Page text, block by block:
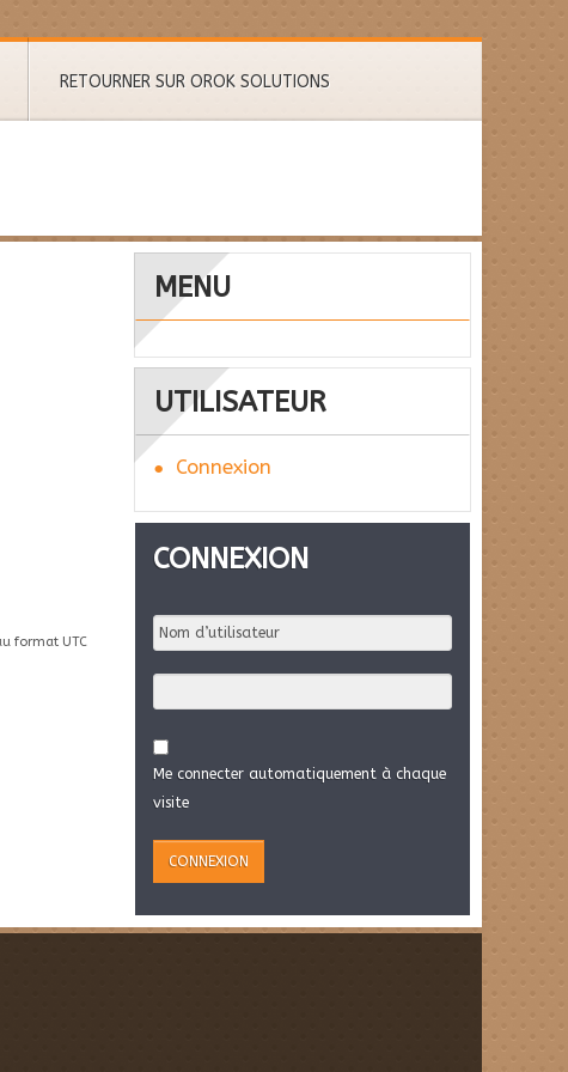
RETOURNER SUR OROK SOLUTIONS
format UTC
MENU
UTILISATEUR
Connexion
CONNEXION
Me connecter automatiquement à chaque
visite